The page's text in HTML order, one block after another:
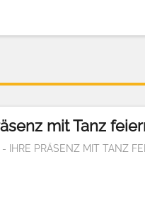
mit Tanz
IHRE PRÄSENZ MIT TANZ